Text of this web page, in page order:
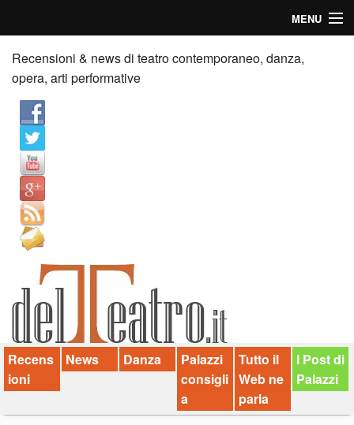
MENU
Home
Recensioni
Anticipazioni
News
Palazzi consiglia
Video
Chi siamo
Contatti
dT in English
Recensioni & news di teatro contemporaneo, danza,
opera, arti performative
Recens
ioni
News Danza
Palazzi
consigli
a
Tutto il
Web ne
parla
I Post di
Palazzi